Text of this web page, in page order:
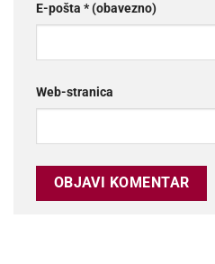
E-pošta * (obavezno)
Web-stranica